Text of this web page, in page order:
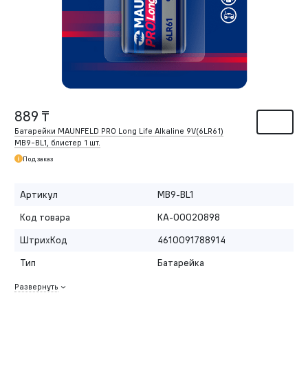
889 ₸
Батарейки MAUNFELD PRO Long Life Alkaline 9V(6LR61)
MB9-BL1, блистер 1 шт.
Под заказ
Артикул
MB9-BL1
Код товара
КА-00020898
ШтрихКод
4610091788914
Тип
Батарейка
Развернуть